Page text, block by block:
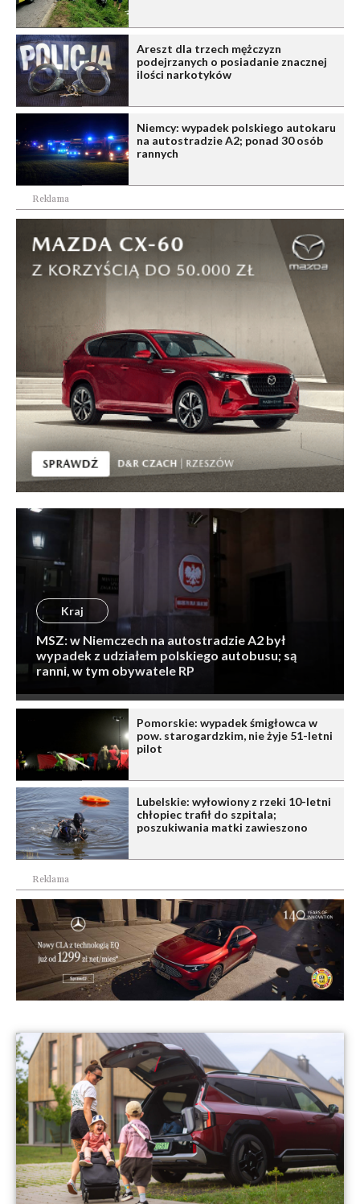
Areszt dla trzech mężczyzn
podejrzanych o posiadanie znacznej
ilości narkotyków
Niemcy: wypadek polskiego autokaru
na autostradzie A2; ponad 30 osób
rannych
Reklama
Kraj
MSZ: w Niemczech na autostradzie A2 był
wypadek z udziałem polskiego autobusu; są
ranni, w tym obywatele RP
Pomorskie: wypadek śmigłowca w
pow. starogardzkim, nie żyje 51-letni
pilot
Lubelskie: wyłowiony z rzeki 10-letni
chłopiec trafił do szpitala;
poszukiwania matki zawieszono
Reklama